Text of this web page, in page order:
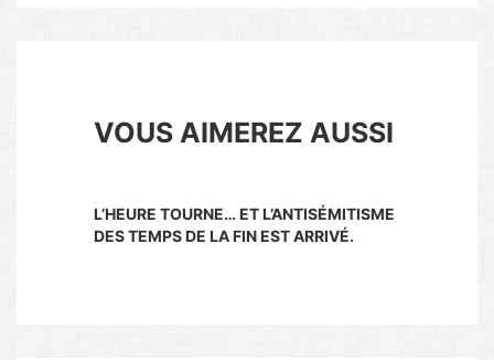
VOUS AIMEREZ AUSSI
L’HEURE TOURNE… ET L’ANTISÉMITISME
DES TEMPS DE LA FIN EST ARRIVÉ.